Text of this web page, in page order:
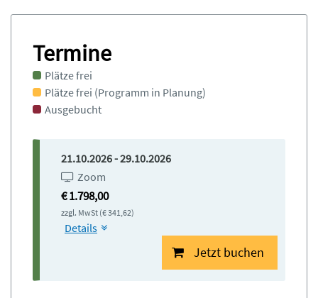
Begriffsbestimmungen: Erkunden
generativen KI. Begriffe wie LLM,
Tokens und Halluzination werden
keine Fremdwörter mehr sein.
Effektives Tool oder wieder nur
Spielerei?
14.45 Pause
15.00 Anwendungsbeispiele &
Prompting:
Übung: „Die Prompt-Klinik“
Effektives Prompten: Von
Termine
Plätze frei
Plätze frei (Programm in Planung)
Ausgebucht
21.10.2026 - 29.10.2026
Zoom
€ 1.798,00
zzgl. MwSt (€ 341,62)
Details
Jetzt buchen